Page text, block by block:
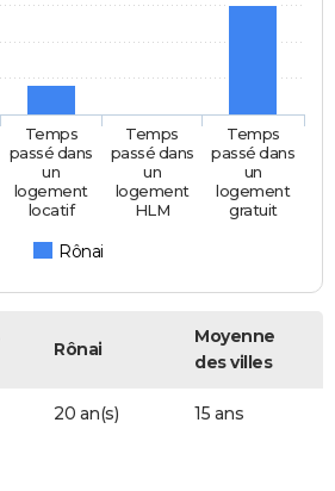
Rônai
Temps
passé dans
un
logement
locatif
Temps
passé dans
un
logement
HLM
Temps
passé dans
un
logement
gratuit
Rônai
Moyenne
des villes
20 an(s) 15 ans